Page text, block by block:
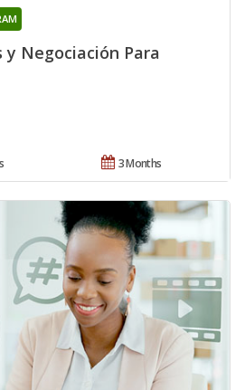
y Negociación Para
3 Months